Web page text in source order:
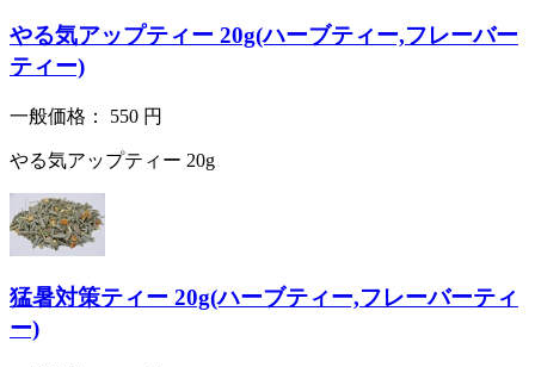
やる気アップティー 20g(ハーブティー,フレーバー
ティー)
一般価格： 550 円
やる気アップティー 20g
猛暑対策ティー 20g(ハーブティー,フレーバーティ
ー)